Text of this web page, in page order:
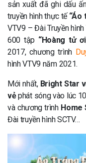
sản xuất đã ghi dấu
truyền hình thực tế “Áo
VTV9 – Đài Truyền
600 tập “Hoàng tử
2017, chương trình
hình VTV9 năm 2021.
Mới nhất, Bright Star
vẻphát sóng vào lúc
và chương trình Home
Đài truyền hình SCTV…